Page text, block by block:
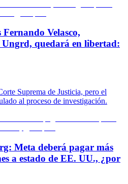
Velasco,
quedará en libertad:
Suprema de Justicia, pero el
al proceso de investigación.
Meta deberá pagar más
a estado de EE. UU., ¿por